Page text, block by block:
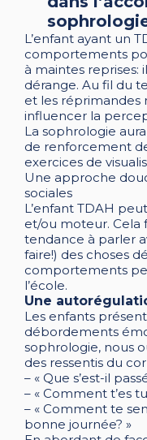
L’enfant ayant un
comportements
à maintes reprises:
dérange. Au fil du
et les réprimandes
influencer la
La sophrologie
de renforcement
exercices de
Une approche
sociales
L’enfant TDAH
et/ou moteur. Cela
tendance à parler
faire!) des choses
comportements
l’école.
Une
Les enfants
débordements
sophrologie, nous
des ressentis du
– « Que s’est-il
– « Comment t’es
– « Comment te
bonne journée? »